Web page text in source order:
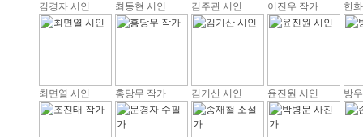
김경자 시인 최동현 시인 김주관 시인 이진우 작가 한
최면열 시인 홍당무 작가 김기산 시인 윤진원 시인 방